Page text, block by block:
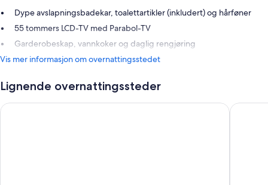
Dype avslapningsbadekar, toalettartikler (inkludert) og hårføner
55 tommers LCD-TV med Parabol-TV
Garderobeskap, vannkoker og daglig rengjøring
Vis mer informasjon om overnattingsstedet
Lignende overnattingssteder
Pan Pacific Singapore